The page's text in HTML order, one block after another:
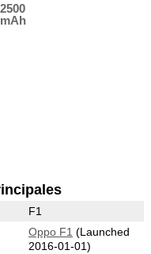
2500
mAh
F1
Oppo F1 (Launched
2016-01-01)